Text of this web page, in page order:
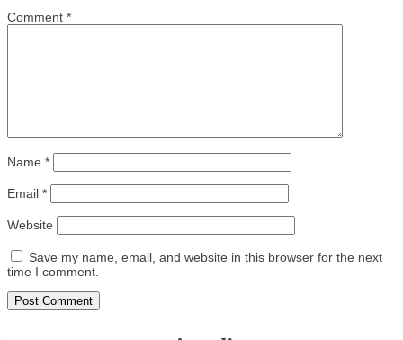
Comment *
Name *
Email *
Website
Save my name, email, and website in this browser for the next
time I comment.